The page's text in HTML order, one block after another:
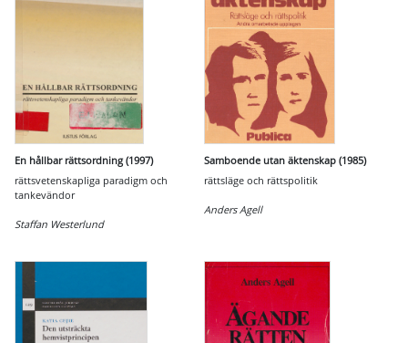
En hållbar rättsordning (1997)
rättsvetenskapliga paradigm och
tankevändor
Staffan Westerlund
Samboende utan äktenskap (1985)
rättsläge och rättspolitik
Anders Agell